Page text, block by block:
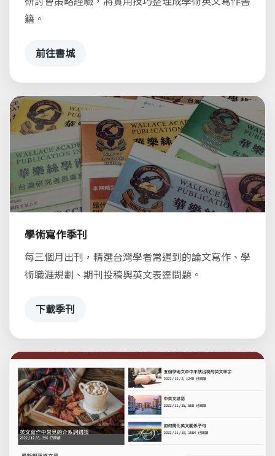
籍。
前往書城
學術寫作季刊
每三個月出刊，精選台灣學者常遇到的論文寫作、學
術職涯規劃、期刊投稿與英文表達問題。
下載季刊